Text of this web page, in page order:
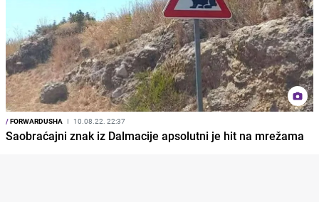
/FORWARDUSHA I 10.08.22. 22:37
Saobraćajni znak iz Dalmacije apsolutni je hit na mrežama